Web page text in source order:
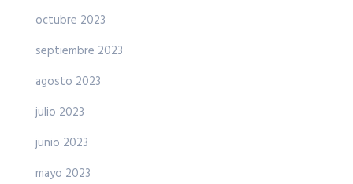
octubre 2023
septiembre 2023
agosto 2023
julio 2023
junio 2023
mayo 2023